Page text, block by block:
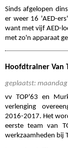
Sinds afgelopen
er weer 16 'AED-
want met vijf AED-
met zo'n apparaat
Hoofdtrainer Van
geplaatst:
vv TOP'63 en
verlenging
2016-2017. Het
eerste team van
werkzaamheden bij